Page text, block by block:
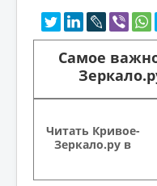
Самое
Читать Кривое-
Зеркало.ру в